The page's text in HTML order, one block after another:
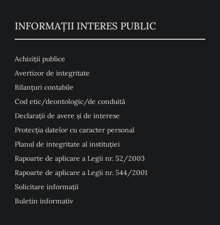
INFORMAȚII INTERES PUBLIC
Achiziții publice
Avertizor de integritate
Bilanțuri contabile
Cod etic/deontologic/de conduită
Declarații de avere și de interese
Protecția datelor cu caracter personal
Planul de integritate al instituției
Rapoarte de aplicare a Legii nr. 52/2003
Rapoarte de aplicare a Legii nr. 544/2001
Solicitare informații
Buletin informativ